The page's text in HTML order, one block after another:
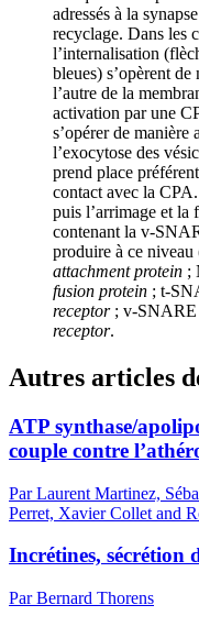
adressés à la
recyclage. Dans les
l’internalisation
bleues) s’opèrent
l’autre de la
activation par une
s’opérer de manière
l’exocytose des
prend place
contact avec la
puis l’arrimage et la
contenant la v-
produire à ce niveau
attachment protein ;
fusion protein ; t-
receptor; v-SNARE
receptor.
Autres articles
ATP synthase/
couple contre
Par Laurent Martinez,
Perret, Xavier Collet and
Incrétines, sécrétion
Par Bernard Thorens